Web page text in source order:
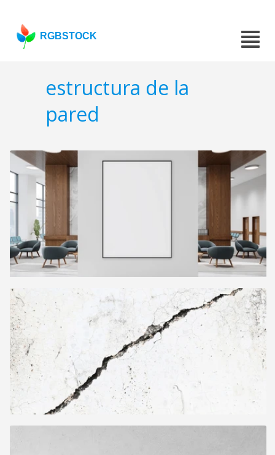
RGBSTOCK
estructura de la
pared